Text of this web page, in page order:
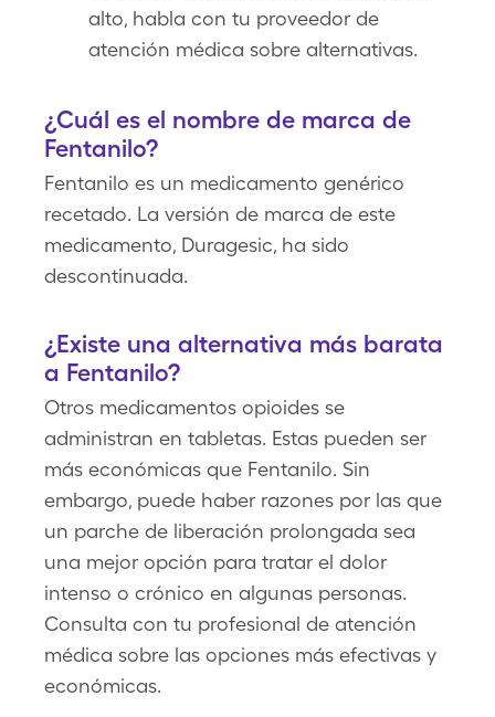
alto, habla con tu proveedor de
atención médica sobre alternativas.
¿Cuál es el nombre de marca de
Fentanilo?
Fentanilo es un medicamento genérico
recetado. La versión de marca de este
medicamento, Duragesic, ha sido
descontinuada.
¿Existe una alternativa más barata
a Fentanilo?
Otros medicamentos opioides se
administran en tabletas. Estas pueden ser
más económicas que Fentanilo. Sin
embargo, puede haber razones por las que
un parche de liberación prolongada sea
una mejor opción para tratar el dolor
intenso o crónico en algunas personas.
Consulta con tu profesional de atención
médica sobre las opciones más efectivas y
económicas.